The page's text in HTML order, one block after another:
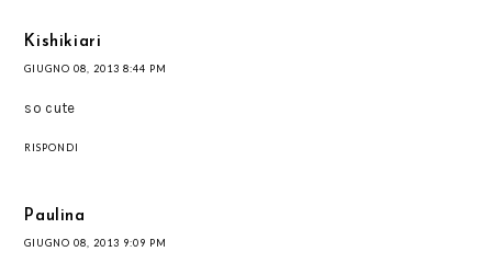
Kishikiari
GIUGNO 08, 2013 8:44 PM
so cute
RISPONDI
Paulina
GIUGNO 08, 2013 9:09 PM